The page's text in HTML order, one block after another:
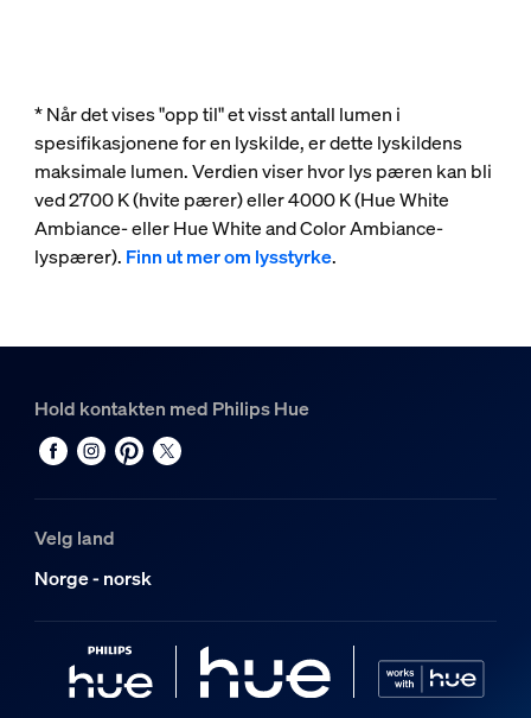
* Når det vises "opp til" et visst antall lumen i
spesifikasjonene for en lyskilde, er dette lyskildens
maksimale lumen. Verdien viser hvor lys pæren kan bli
ved 2700 K (hvite pærer) eller 4000 K (Hue White
Ambiance- eller Hue White and Color Ambiance-
lyspærer). Finn ut mer om lysstyrke.
Hold kontakten med Philips Hue
Velg land
Norge - norsk